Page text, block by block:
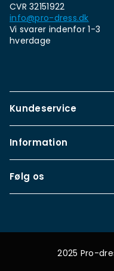
CVR 32151922
info@pro-dress.dk
Vi svarer indenfor 1-3
hverdage
Kundeservice
Information
Følg os
2025 Pro-